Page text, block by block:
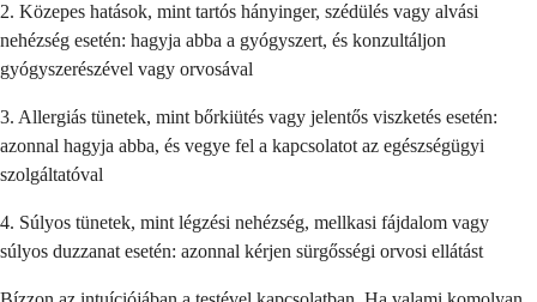
2. Közepes hatások, mint tartós hányinger, szédülés vagy alvási
nehézség esetén: hagyja abba a gyógyszert, és konzultáljon
gyógyszerészével vagy orvosával
3. Allergiás tünetek, mint bőrkiütés vagy jelentős viszketés esetén:
azonnal hagyja abba, és vegye fel a kapcsolatot az egészségügyi
szolgáltatóval
4. Súlyos tünetek, mint légzési nehézség, mellkasi fájdalom vagy
súlyos duzzanat esetén: azonnal kérjen sürgősségi orvosi ellátást